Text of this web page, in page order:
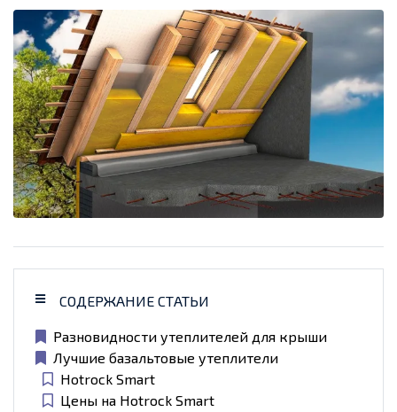
СОДЕРЖАНИЕ СТАТЬИ
Разновидности утеплителей для крыши
Лучшие базальтовые утеплители
Hotrock Smart
Цены на Hotrock Smart